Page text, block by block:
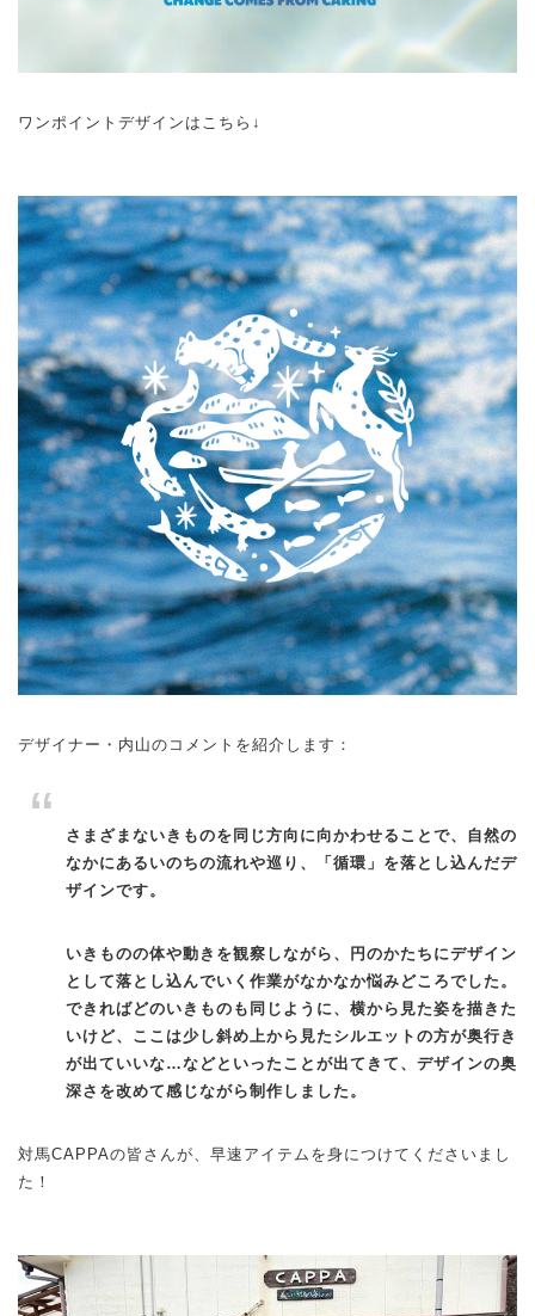
ワンポイントデザインはこちら↓
デザイナー・内山のコメントを紹介します：
さまざまないきものを同じ方向に向かわせることで、自然の
なかにあるいのちの流れや巡り、「循環」を落とし込んだデ
ザインです。
いきものの体や動きを観察しながら、円のかたちにデザイン
として落とし込んでいく作業がなかなか悩みどころでした。
できればどのいきものも同じように、横から見た姿を描きた
いけど、ここは少し斜め上から見たシルエットの方が奥行き
が出ていいな…などといったことが出てきて、デザインの奥
深さを改めて感じながら制作しました。
対馬CAPPAの皆さんが、早速アイテムを身につけてくださいまし
た！